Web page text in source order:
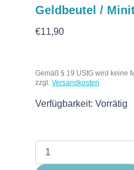
Geldbeutel /
€11,90
Gemäß § 19 UStG wird keine
zzgl. Versandkosten
Verfügbarkeit: Vorrätig